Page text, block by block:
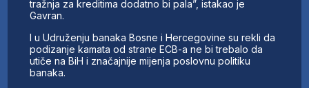
tražnja za kreditima dodatno bi pala”, istakao je
Gavran.
I u Udruženju banaka Bosne i Hercegovine su rekli da
podizanje kamata od strane ECB-a ne bi trebalo da
utiče na BiH i značajnije mijenja poslovnu politiku
banaka.